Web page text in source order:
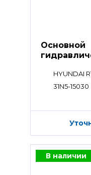
Основной
HYUNDAI
31N5-15030
В наличии